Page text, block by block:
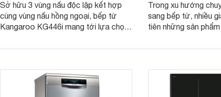
Sở hữu 3 vùng nấu độc lập kết hợp
cùng vùng nấu hồng ngoại, bếp từ
Kangaroo KG446i mang tới lựa chọn
nhiều cửa hàng, đại lý.
Trong xu hướng
sang bếp từ, nhiều
tiên những sản
mẫu bếp đáp ứng